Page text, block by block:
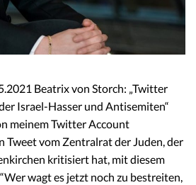
Beatrix von Storch: „Twitter
Israel-Hasser und Antisemiten“
meinem Twitter Account
Tweet vom Zentralrat der Juden, der
kritisiert hat, mit diesem
wagt es jetzt noch zu bestreiten,